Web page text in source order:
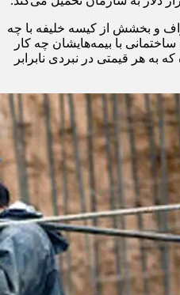
و بخشش از کیسه خلیفه با چه
با بیمه‌هایشان چه کار
به هر قیمتی در نبردی نابرابر